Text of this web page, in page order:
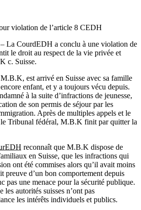
violation de l’article 8 CEDH
La CourdEDH a conclu à une violation de
le droit au respect de la vie privée et
c. Suisse.
est arrivé en Suisse avec sa famille
enfant, et y a toujours vécu depuis.
à la suite d’infractions de jeunesse,
de son permis de séjour par les
Après de multiples appels et le
le Tribunal fédéral, M.B.K finit par quitter la
reconnaît que M.B.K dispose de
en Suisse, que les infractions qui
ont été commises alors qu’il avait moins
preuve d’un bon comportement depuis
pas une menace pour la sécurité publique.
autorités suisses n’ont pas
les intérêts individuels et publics.